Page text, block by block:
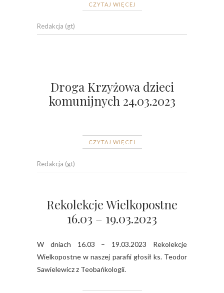
CZYTAJ WIĘCEJ
Redakcja (gt)
Droga Krzyżowa dzieci
komunijnych 24.03.2023
CZYTAJ WIĘCEJ
Redakcja (gt)
Rekolekcje Wielkopostne
16.03 – 19.03.2023
W dniach 16.03 – 19.03.2023 Rekolekcje
Wielkopostne w naszej parafii głosił ks. Teodor
Sawielewicz z Teobańkologii.